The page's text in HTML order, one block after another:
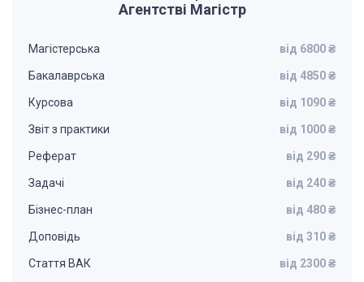
Агентстві Магістр
Магістерська від 6800 ₴
Бакалаврська від 4850 ₴
Курсова від 1090 ₴
Звіт з практики від 1000 ₴
Реферат від 290 ₴
Задачі від 240 ₴
Бізнес-план від 480 ₴
Доповідь від 310 ₴
Стаття ВАК від 2300 ₴